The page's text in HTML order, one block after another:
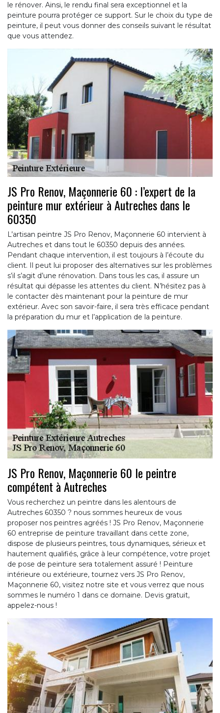
le rénover. Ainsi, le rendu final sera exceptionnel et la
peinture pourra protéger ce support. Sur le choix du type de
peinture, il peut vous donner des conseils suivant le résultat
que vous attendez.
JS Pro Renov, Maçonnerie 60 : l’expert de la
peinture mur extérieur à Autreches dans le
60350
L’artisan peintre JS Pro Renov, Maçonnerie 60 intervient à
Autreches et dans tout le 60350 depuis des années.
Pendant chaque intervention, il est toujours à l’écoute du
client. Il peut lui proposer des alternatives sur les problèmes
s’il s’agit d’une rénovation. Dans tous les cas, il assure un
résultat qui dépasse les attentes du client. N’hésitez pas à
le contacter dès maintenant pour la peinture de mur
extérieur. Avec son savoir-faire, il sera très efficace pendant
la préparation du mur et l’application de la peinture.
JS Pro Renov, Maçonnerie 60 le peintre
compétent à Autreches
Vous recherchez un peintre dans les alentours de
Autreches 60350 ? nous sommes heureux de vous
proposer nos peintres agréés ! JS Pro Renov, Maçonnerie
60 entreprise de peinture travaillant dans cette zone,
dispose de plusieurs peintres, tous dynamiques, sérieux et
hautement qualifiés, grâce à leur compétence, votre projet
de pose de peinture sera totalement assuré ! Peinture
intérieure ou extérieure, tournez vers JS Pro Renov,
Maçonnerie 60, visitez notre site et vous verrez que nous
sommes le numéro 1 dans ce domaine. Devis gratuit,
appelez-nous !